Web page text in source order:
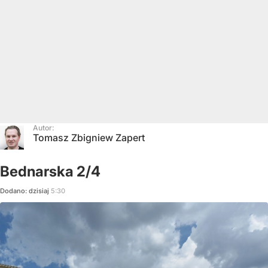
Autor:
Tomasz Zbigniew Zapert
Bednarska 2/4
Dodano: dzisiaj 5:30